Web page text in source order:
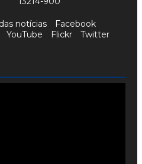
notícias
Facebook
YouTube Flickr Twitter